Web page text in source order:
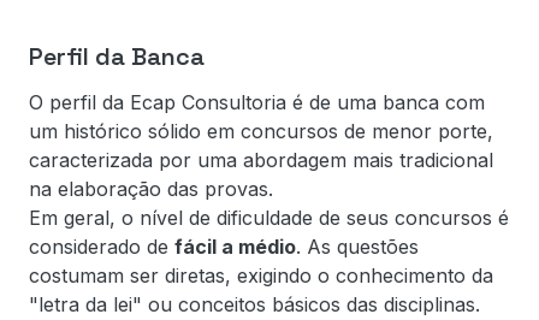
Perfil da Banca
O perfil da Ecap Consultoria é de uma banca com
um histórico sólido em concursos de menor porte,
caracterizada por uma abordagem mais tradicional
na elaboração das provas.
Em geral, o nível de dificuldade de seus concursos é
considerado de fácil a médio. As questões
costumam ser diretas, exigindo o conhecimento da
"letra da lei" ou conceitos básicos das disciplinas.